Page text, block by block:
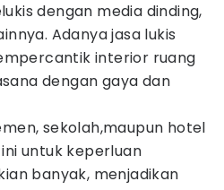
dengan media dinding,
Adanya jasa lukis
interior ruang
dengan gaya dan
sekolah,maupun hotel
untuk keperluan
banyak, menjadikan